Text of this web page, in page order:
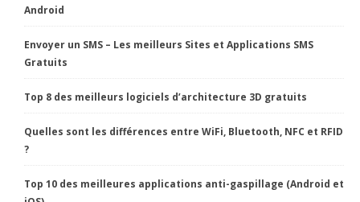
Android
Envoyer un SMS – Les meilleurs Sites et Applications SMS
Gratuits
Top 8 des meilleurs logiciels d’architecture 3D gratuits
Quelles sont les différences entre WiFi, Bluetooth, NFC et RFID
?
Top 10 des meilleures applications anti-gaspillage (Android et